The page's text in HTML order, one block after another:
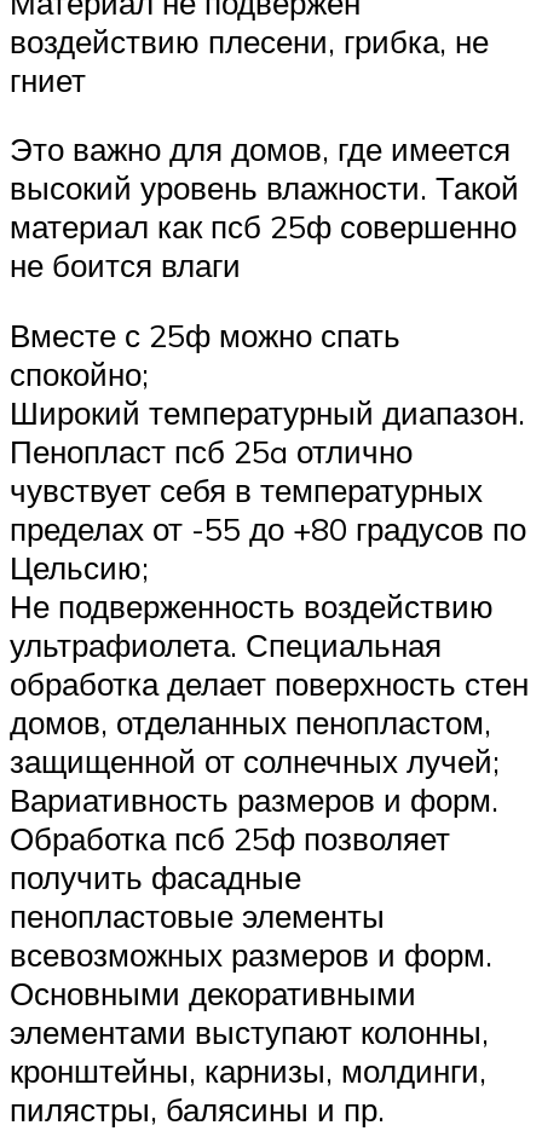
воздействию плесени, грибка, не
гниет
Это важно для домов, где имеется
высокий уровень влажности. Такой
материал как псб 25ф совершенно
не боится влаги
Вместе с 25ф можно спать
спокойно;
Широкий температурный диапазон.
Пенопласт псб 25a отлично
чувствует себя в температурных
пределах от -55 до +80 градусов по
Цельсию;
Не подверженность воздействию
ультрафиолета. Специальная
обработка делает поверхность стен
домов, отделанных пенопластом,
защищенной от солнечных лучей;
Вариативность размеров и форм.
Обработка псб 25ф позволяет
получить фасадные
пенопластовые элементы
всевозможных размеров и форм.
Основными декоративными
элементами выступают колонны,
кронштейны, карнизы, молдинги,
пилястры, балясины и пр.